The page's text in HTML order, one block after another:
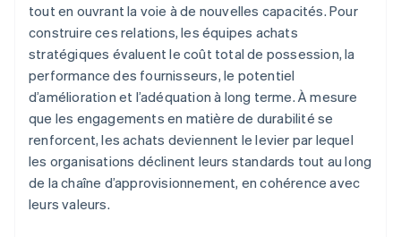
tout en ouvrant la voie à de nouvelles capacités. Pour
construire ces relations, les équipes achats
stratégiques évaluent le coût total de possession, la
performance des fournisseurs, le potentiel
d’amélioration et l’adéquation à long terme. À mesure
que les engagements en matière de durabilité se
renforcent, les achats deviennent le levier par lequel
les organisations déclinent leurs standards tout au long
de la chaîne d’approvisionnement, en cohérence avec
leurs valeurs.